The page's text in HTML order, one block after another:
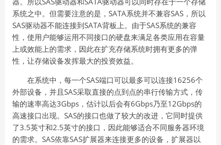
系统之中。但需要注意的是，SATA系统并不兼容SAS，所以
SAS驱动器不能连接到SATA背板上。由于SAS系统的兼容
性，使用户能够运用不同接口的硬盘来满足各类应用在容量
上或效能上的需求，因此在扩充存储系统时拥有更多的弹
性，让存储设备发挥最大的投资效益。
在系统中，每一个SAS端口可以最多可以连接16256个
外部设备，并且SAS采取直接的点到点的串行传输方式，传
输的速率高达3Gbps，估计以后会有6Gbps乃至12Gbps的
高速接口出现。SAS的接口也做了较大的改进，它同时提供
了3.5英寸和2.5英寸的接口，因此能够适合不同服务器环境
的需求。SAS依靠SAS扩展器来连接更多的设备，扩展器以